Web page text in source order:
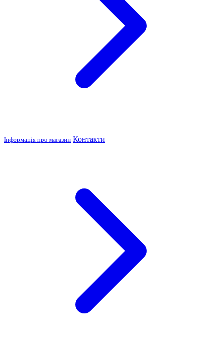
Інформація про магазин Контакти